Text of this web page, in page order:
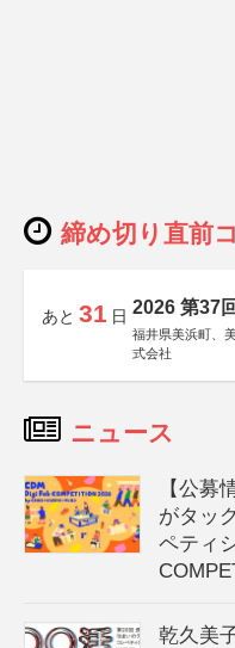
締め切り直前
あと 31 日 2026 第37
福井県美浜町、
式会社
ニュース
【公募
がタッ
ペティ
乾久美